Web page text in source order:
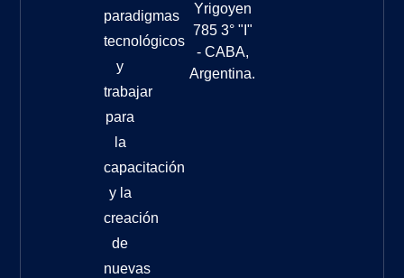
paradigmas
tecnológicos
y
trabajar
para
la
capacitación
y la
creación
de
nuevas
Yrigoyen
785 3° "I"
- CABA,
Argentina.